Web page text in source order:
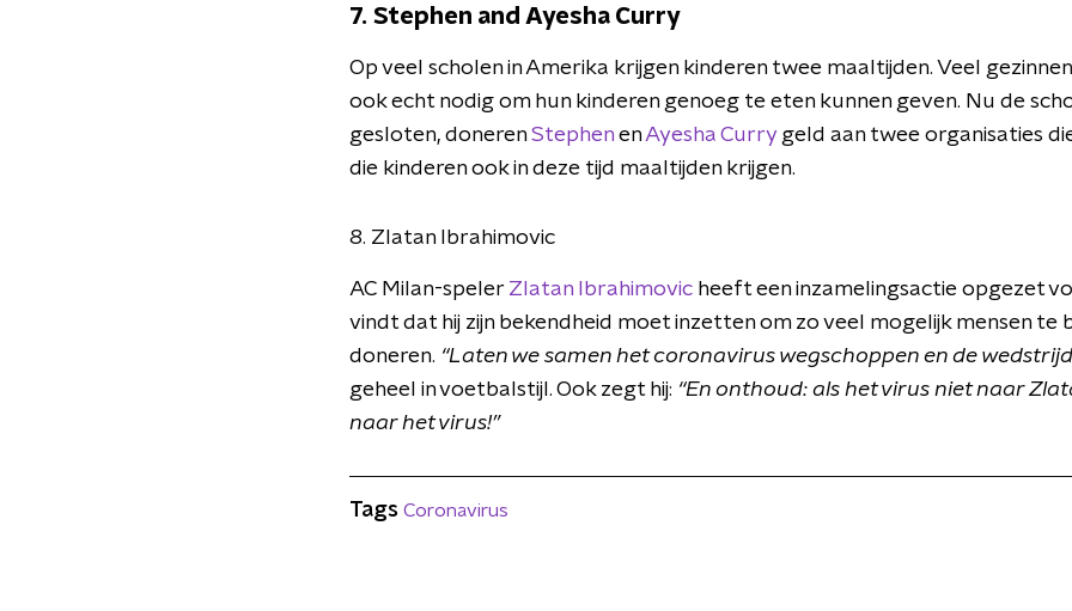
7. Stephen and Ayesha Curry
Op veel scholen in Amerika krijgen kinderen twee maaltijden. Veel
ook echt nodig om hun kinderen genoeg te eten kunnen geven. Nu de
gesloten, donerenStephen enAyesha Curry geld aan twee organisaties
die kinderen ook in deze tijd maaltijden krijgen.
8. Zlatan Ibrahimovic
AC Milan-speler Zlatan Ibrahimovic heeft een inzamelingsactie opgezet
vindt dat hij zijn bekendheid moet inzetten om zo veel mogelijk mensen te
doneren. “Laten we samen het coronavirus wegschoppen en de
geheel in voetbalstijl. Ook zegt hij: “En onthoud: als het virus niet naar
naar het virus!”
Tags Coronavirus